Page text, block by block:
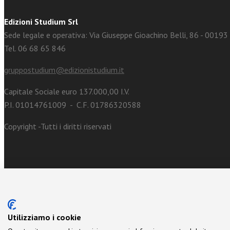
Edizioni Studium Srl
Sede legale e operativa: Via Giuseppe Gioachino Belli, 86 - 00193
Tel. 06 68 65 846
gruppostudium@edizionistudium.it
Capitale Sociale euro 137.000,00 I.V.
P.I. 01014761009 - C.F. 01786320588
Copyright -Tutti i diritti riservati
Utilizziamo i cookie